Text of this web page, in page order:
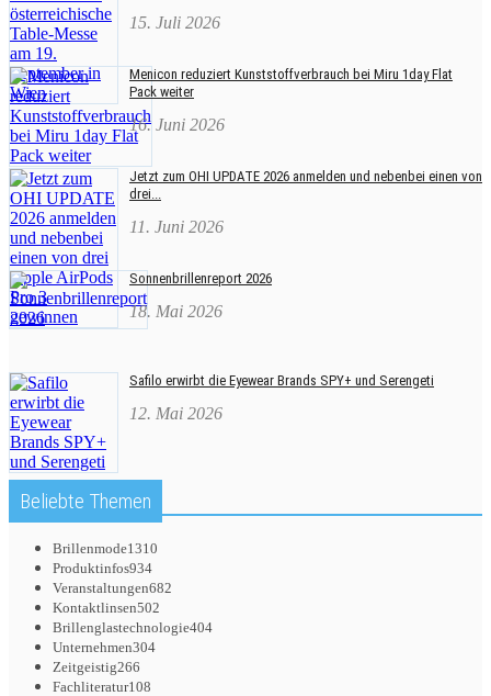
15. Juli 2026
Menicon reduziert Kunststoffverbrauch bei Miru 1day Flat
Pack weiter
16. Juni 2026
Jetzt zum OHI UPDATE 2026 anmelden und nebenbei einen von
drei...
11. Juni 2026
Sonnenbrillenreport 2026
18. Mai 2026
Safilo erwirbt die Eyewear Brands SPY+ und Serengeti
12. Mai 2026
Beliebte Themen
Brillenmode1310
Produktinfos934
Veranstaltungen682
Kontaktlinsen502
Brillenglastechnologie404
Unternehmen304
Zeitgeistig266
Fachliteratur108